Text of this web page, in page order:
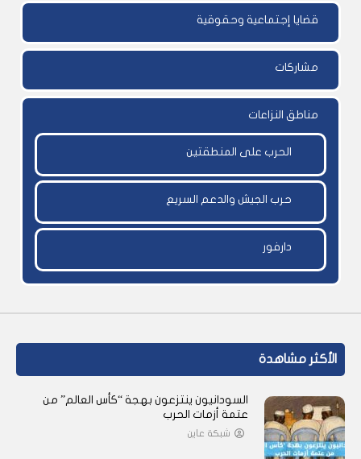
قضايا إجتماعية وحقوقية
مشاركات
مناطق النزاعات
الحرب على المنطقتين
حرب الجيش والدعم السريع
دارفور
الأكثر مشاهدة
السودانيون ينتزعون بهجة “كأس العالم” من
عتمة أزمات الحرب
شبكة عاين